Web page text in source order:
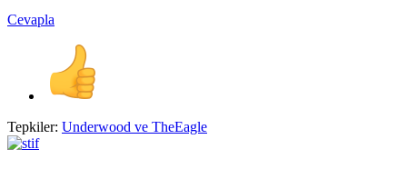
Cevapla
Tepkiler: Underwood ve TheEagle